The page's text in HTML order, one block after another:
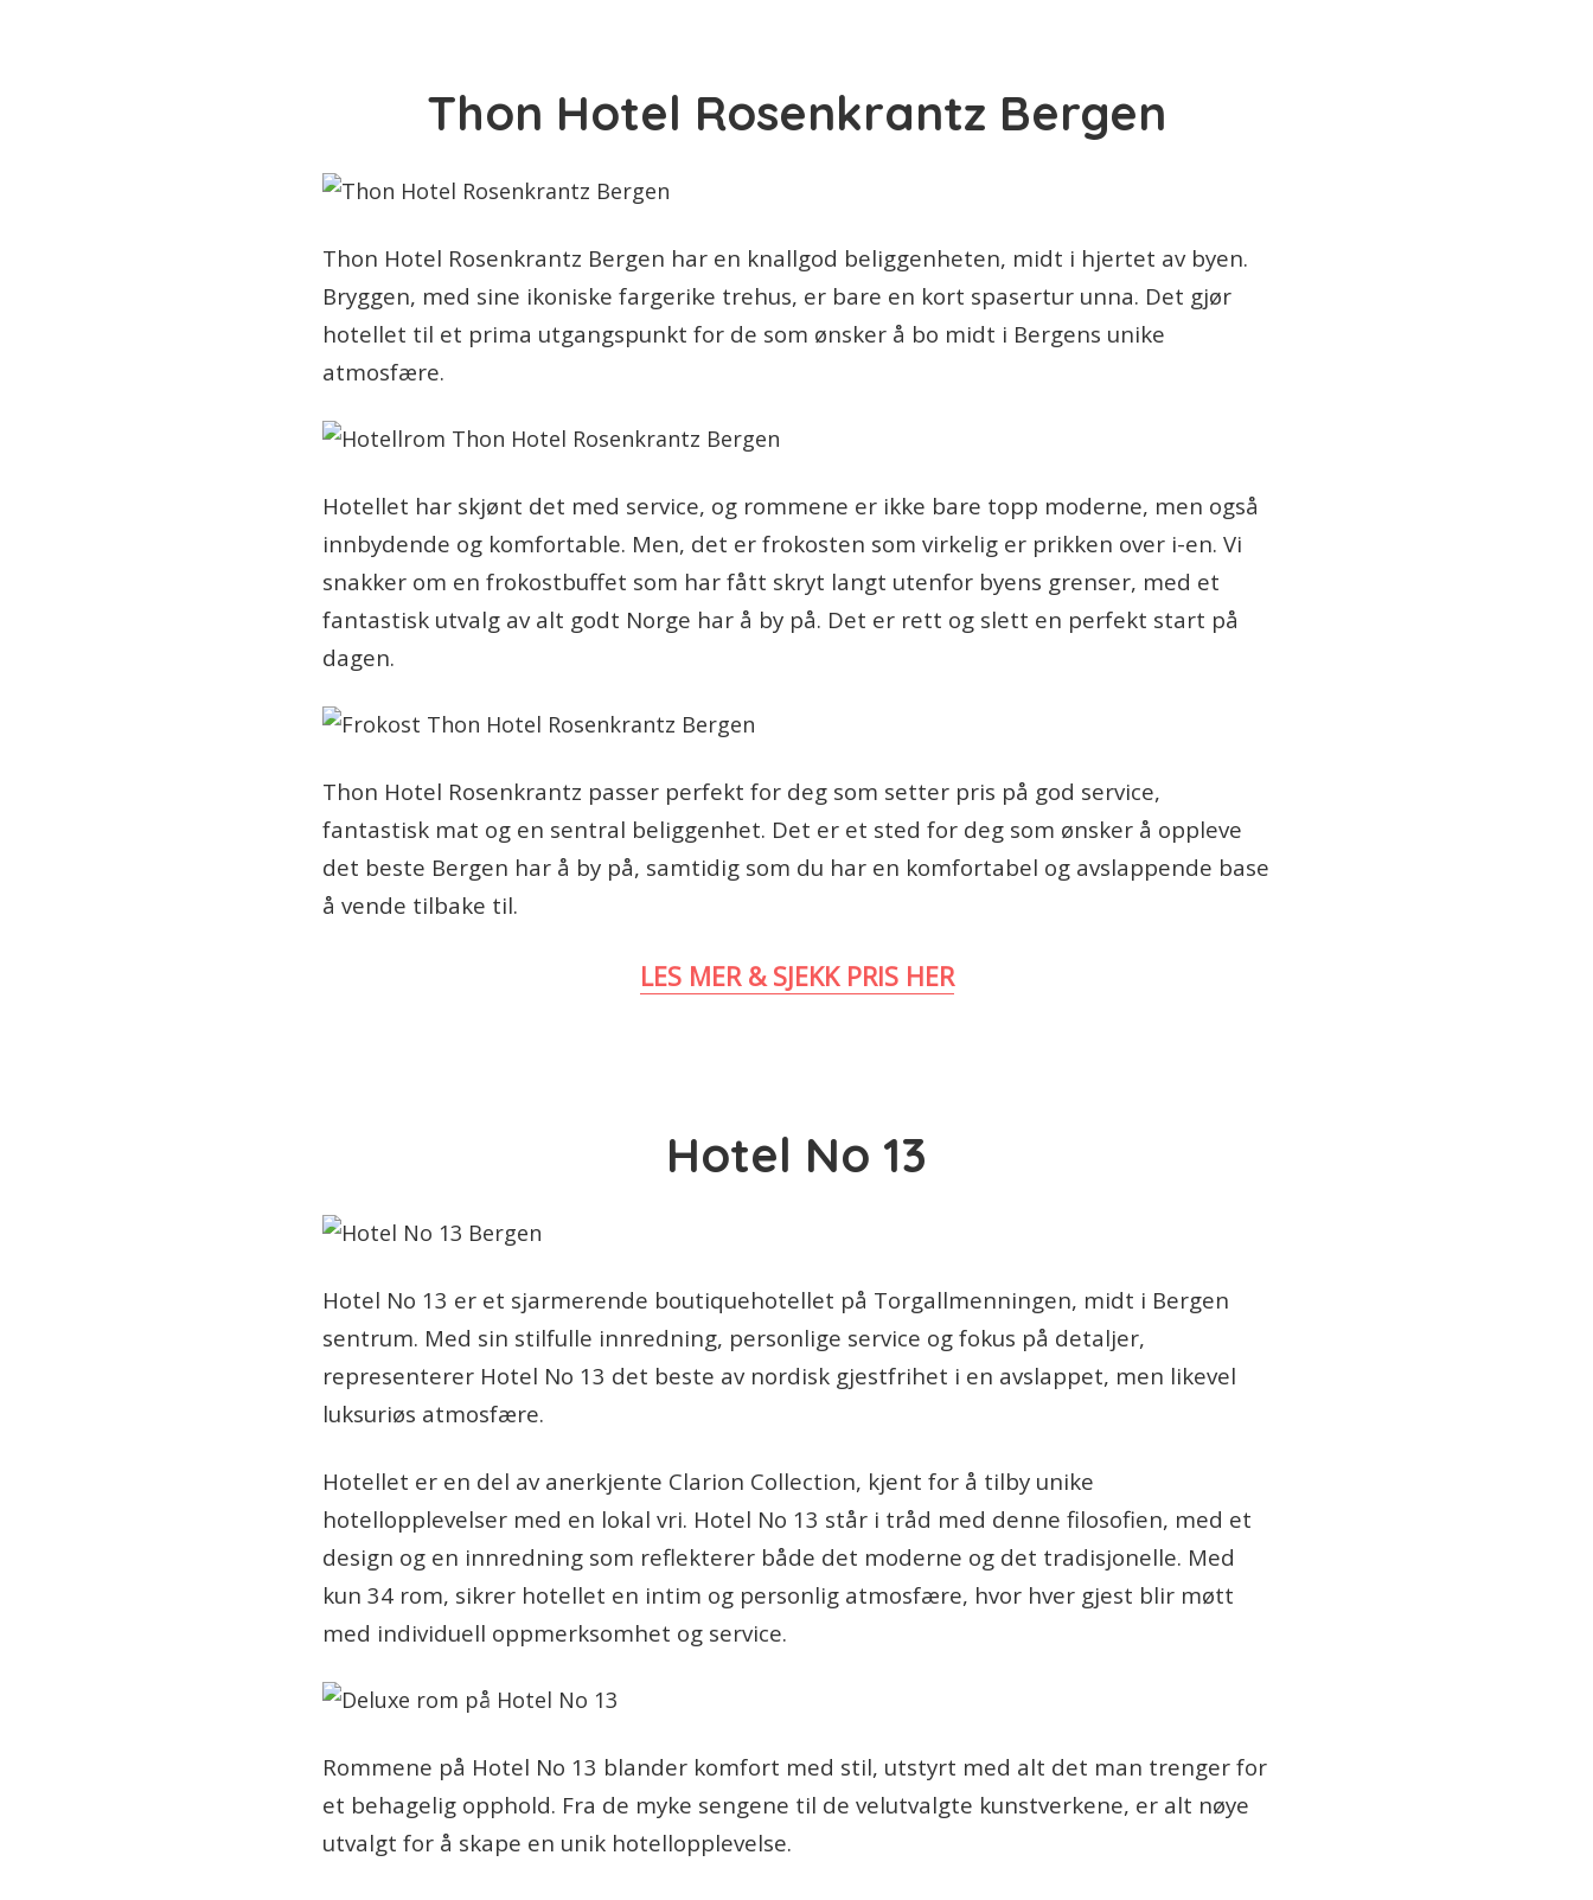
Thon Hotel Rosenkrantz Bergen
Thon Hotel Rosenkrantz Bergen har en knallgod beliggenheten, midt i hjertet av byen.
Bryggen, med sine ikoniske fargerike trehus, er bare en kort spasertur unna. Det gjør
hotellet til et prima utgangspunkt for de som ønsker å bo midt i Bergens unike
atmosfære.
Hotellet har skjønt det med service, og rommene er ikke bare topp moderne, men også
innbydende og komfortable. Men, det er frokosten som virkelig er prikken over i-en. Vi
snakker om en frokostbuffet som har fått skryt langt utenfor byens grenser, med et
fantastisk utvalg av alt godt Norge har å by på. Det er rett og slett en perfekt start på
dagen.
Thon Hotel Rosenkrantz passer perfekt for deg som setter pris på god service,
fantastisk mat og en sentral beliggenhet. Det er et sted for deg som ønsker å oppleve
det beste Bergen har å by på, samtidig som du har en komfortabel og avslappende base
å vende tilbake til.
LES MER & SJEKK PRIS HER
Hotel No 13
Hotel No 13 er et sjarmerende boutiquehotellet på Torgallmenningen, midt i Bergen
sentrum. Med sin stilfulle innredning, personlige service og fokus på detaljer,
representerer Hotel No 13 det beste av nordisk gjestfrihet i en avslappet, men likevel
luksuriøs atmosfære.
Hotellet er en del av anerkjente Clarion Collection, kjent for å tilby unike
hotellopplevelser med en lokal vri. Hotel No 13 står i tråd med denne filosofien, med et
design og en innredning som reflekterer både det moderne og det tradisjonelle. Med
kun 34 rom, sikrer hotellet en intim og personlig atmosfære, hvor hver gjest blir møtt
med individuell oppmerksomhet og service.
Rommene på Hotel No 13 blander komfort med stil, utstyrt med alt det man trenger for
et behagelig opphold. Fra de myke sengene til de velutvalgte kunstverkene, er alt nøye
utvalgt for å skape en unik hotellopplevelse.